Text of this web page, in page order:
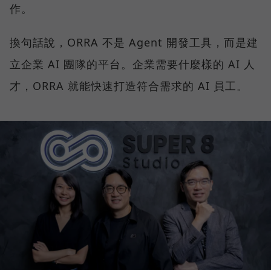
作。
換句話說，ORRA 不是 Agent 開發工具，而是建
立企業 AI 團隊的平台。企業需要什麼樣的 AI 人
才，ORRA 就能快速打造符合需求的 AI 員工。